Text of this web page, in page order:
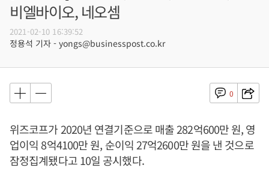
비엘바이오, 네오셈
2021-02-10 16:39:52
정용석 기자 - yongs@businesspost.co.kr
0
위즈코프가 2020년 연결기준으로 매출 282억600만 원, 영
업이익 8억4100만 원, 순이익 27억2600만 원을 낸 것으로
잠정집계됐다고 10일 공시했다.